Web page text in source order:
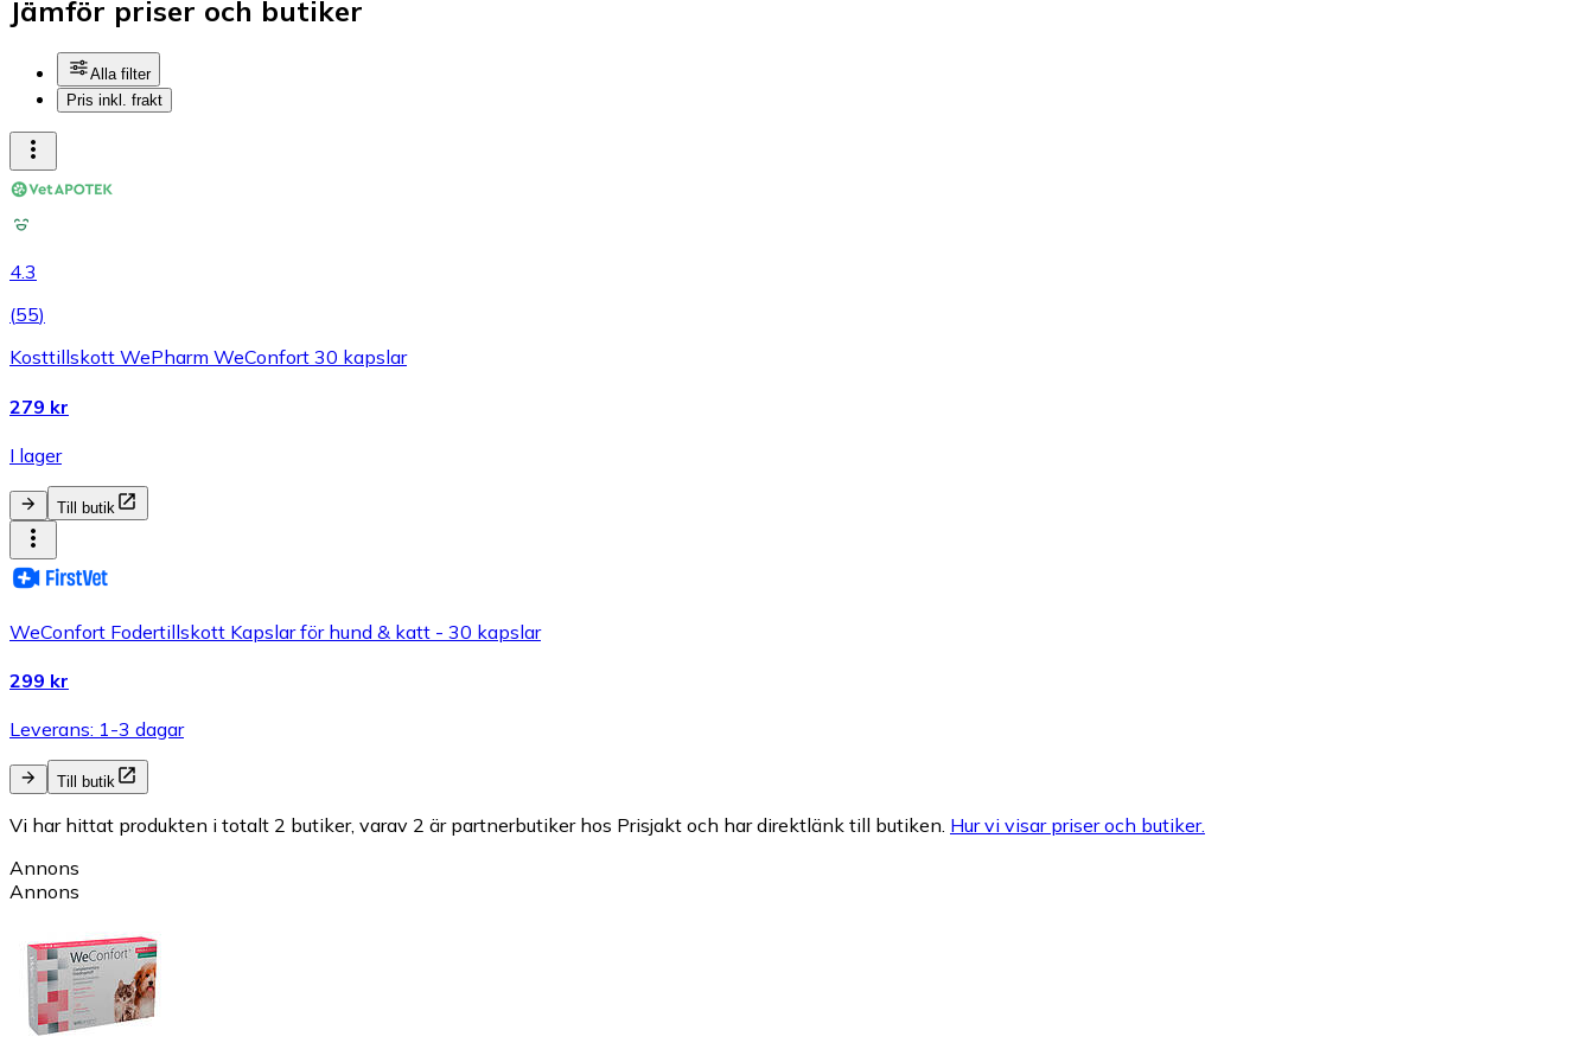
Jämför priser och butiker
Alla filter
Pris inkl. frakt
4.3
(55)
Kosttillskott WePharm WeConfort 30 kapslar
279 kr
I lager
Till butik
WeConfort Fodertillskott Kapslar för hund & katt - 30 kapslar
299 kr
Leverans: 1-3 dagar
Till butik
Vi har hittat produkten i totalt 2 butiker, varav 2 är partnerbutiker hos Prisjakt och har direktlänk till butiken. Hur vi visar priser och butiker.
Annons
Annons